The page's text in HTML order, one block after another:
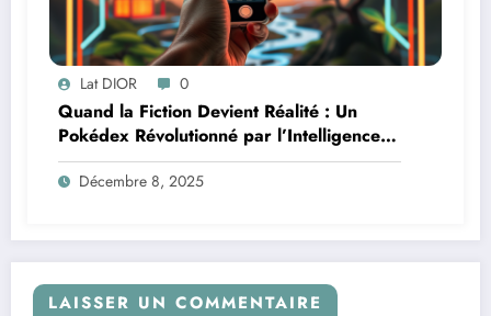
Lat DIOR 0
Quand la Fiction Devient Réalité : Un
Pokédex Révolutionné par l’Intelligence
Artificielle
Décembre 8, 2025
LAISSER UN COMMENTAIRE